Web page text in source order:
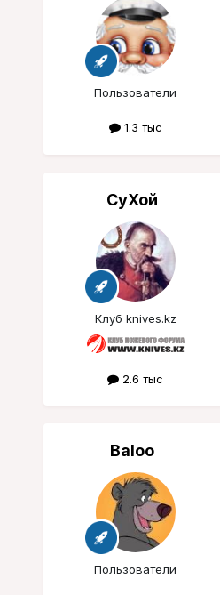
Пользователи
1.3 тыс
СуХой
Клуб knives.kz
2.6 тыс
Baloo
Пользователи